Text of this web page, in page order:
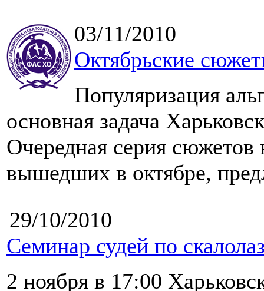
03/11/2010
Октябрьские
Популяризация
основная задача
Очередная серия сюжетов
вышедших в октябре,
29/10/2010
Семинар судей по
2 ноября в 17:00